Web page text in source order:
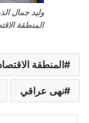
وليد جمال
المنطقة
المنطقة
نهى عراقي